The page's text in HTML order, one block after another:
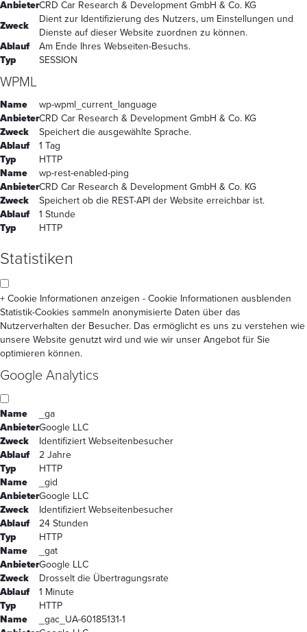
AnbieterCRD Car Research & Development GmbH & Co. KG
Zweck
Dient zur Identifizierung des Nutzers, um Einstellungen und
Dienste auf dieser Website zuordnen zu können.
Ablauf
Am Ende Ihres Webseiten-Besuchs.
Typ
SESSION
WPML
Name
wp-wpml_current_language
AnbieterCRD Car Research & Development GmbH & Co. KG
Zweck
Speichert die ausgewählte Sprache.
Ablauf
1 Tag
Typ
HTTP
Name
wp-rest-enabled-ping
AnbieterCRD Car Research & Development GmbH & Co. KG
Zweck
Speichert ob die REST-API der Website erreichbar ist.
Ablauf
1 Stunde
Typ
HTTP
Statistiken
+ Cookie Informationen anzeigen - Cookie Informationen ausblenden
Statistik-Cookies sammeln anonymisierte Daten über das
Nutzerverhalten der Besucher. Das ermöglicht es uns zu verstehen wie
unsere Website genutzt wird und wie wir unser Angebot für Sie
optimieren können.
Google Analytics
Name
_ga
AnbieterGoogle LLC
Zweck
Identifiziert Webseitenbesucher
Ablauf
2 Jahre
Typ
HTTP
Name
_gid
AnbieterGoogle LLC
Zweck
Identifiziert Webseitenbesucher
Ablauf
24 Stunden
Typ
HTTP
Name
_gat
AnbieterGoogle LLC
Zweck
Drosselt die Übertragungsrate
Ablauf
1 Minute
Typ
HTTP
Name
_gac_UA-60185131-1